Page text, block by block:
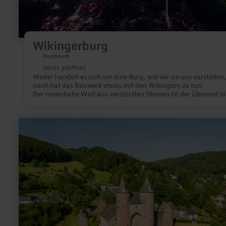
Wikingerburg
Nusbaum
Heute geöffnet
Weder handelt es sich um eine Burg, wie wir sie uns vorstellen,
noch hat das Bauwerk etwas mit den Wikingern zu tun:
Der meterhohe Wall aus verstürzten Steinen ist der Überrest
zu:
Bertradaburg